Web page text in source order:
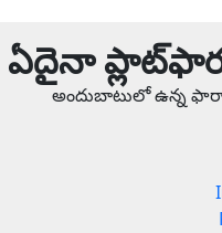
ఏదైనా
అందుబాటులో ఉన్న